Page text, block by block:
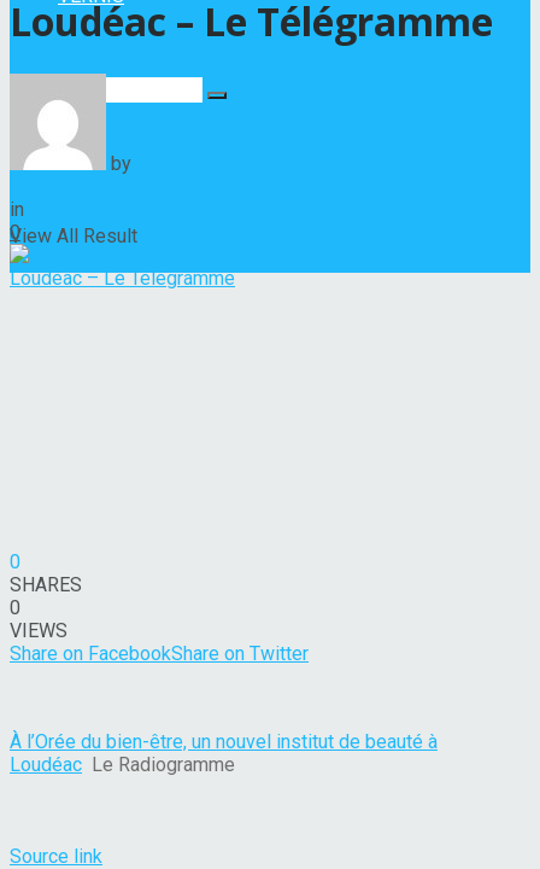
No Result
View All Result
Loudéac – Le Télégramme
by
in
0
0
SHARES
0
VIEWS
Share on FacebookShare on Twitter
À l’Orée du bien-être, un nouvel institut de beauté à
Loudéac Le Radiogramme
Source link